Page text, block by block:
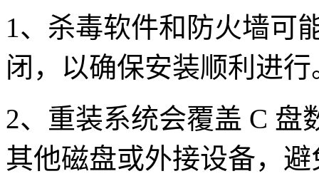
1 、杀毒软件和防火墙可
闭，以确保安装顺利进行
2、重装系统会覆盖 C 盘
其他磁盘或外接设备，